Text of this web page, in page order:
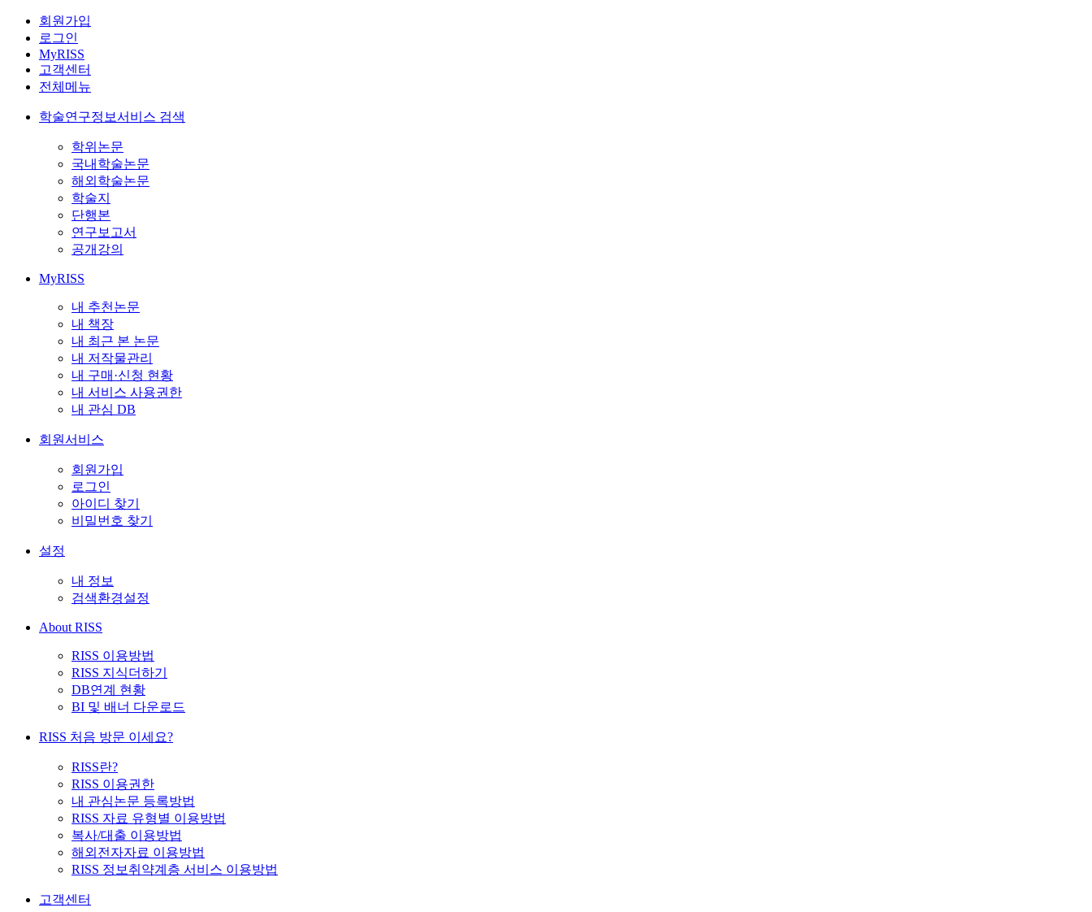
회원가입
로그인
MyRISS
고객센터
전체메뉴
학술연구정보서비스 검색
학위논문
국내학술논문
해외학술논문
학술지
단행본
연구보고서
공개강의
MyRISS
내 추천논문
내 책장
내 최근 본 논문
내 저작물관리
내 구매·신청 현황
내 서비스 사용권한
내 관심 DB
회원서비스
회원가입
로그인
아이디 찾기
비밀번호 찾기
설정
내 정보
검색환경설정
About RISS
RISS 이용방법
RISS 지식더하기
DB연계 현황
BI 및 배너 다운로드
RISS 처음 방문 이세요?
RISS란?
RISS 이용권한
내 관심논문 등록방법
RISS 자료 유형별 이용방법
복사/대출 이용방법
해외전자자료 이용방법
RISS 정보취약계층 서비스 이용방법
고객센터